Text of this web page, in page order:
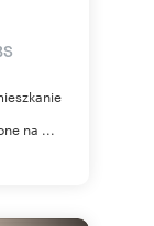
na ...